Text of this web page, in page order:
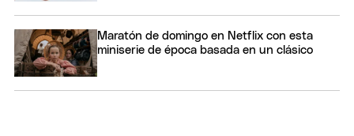
Maratón de domingo en Netflix con esta
miniserie de época basada en un clásico